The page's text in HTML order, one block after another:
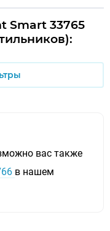
Smart 33765
вас также
в нашем